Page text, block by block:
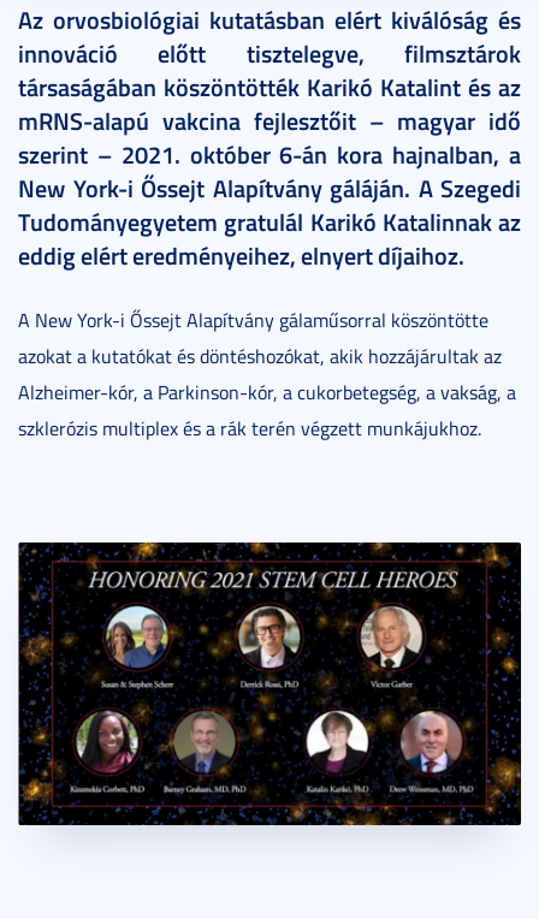
Az orvosbiológiai kutatásban elért kiválóság és
innováció előtt tisztelegve, filmsztárok
társaságában köszöntötték Karikó Katalint és az
mRNS-alapú vakcina fejlesztőit – magyar idő
szerint – 2021. október 6-án kora hajnalban, a
New York-i Őssejt Alapítvány gáláján. A Szegedi
Tudományegyetem gratulál Karikó Katalinnak az
eddig elért eredményeihez, elnyert díjaihoz.
A New York-i Őssejt Alapítvány gálaműsorral köszöntötte
azokat a kutatókat és döntéshozókat, akik hozzájárultak az
Alzheimer-kór, a Parkinson-kór, a cukorbetegség, a vakság, a
szklerózis multiplex és a rák terén végzett munkájukhoz.